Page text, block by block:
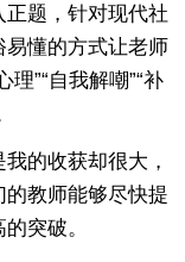
题，针对现代社
懂的方式让老师
理”“自我解嘲”“补
的收获却很大，
教师能够尽快提
突破。